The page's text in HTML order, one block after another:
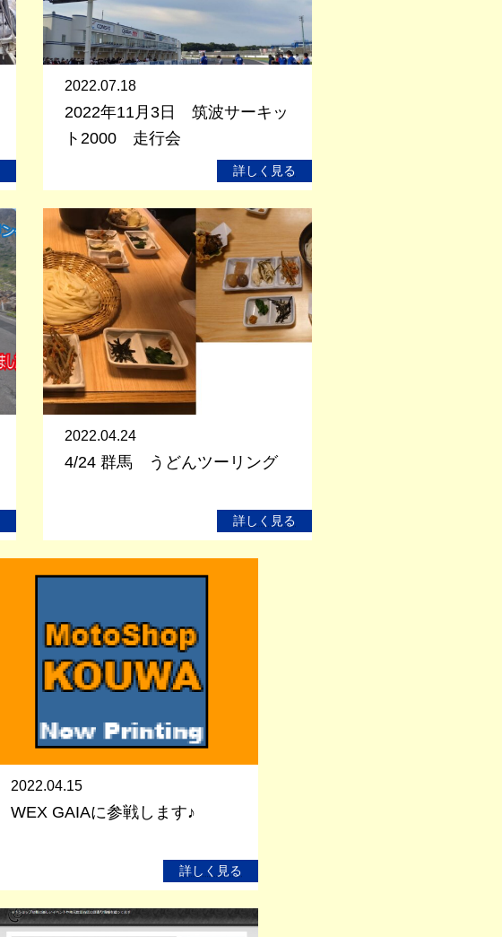
2022.07.18
2022年11月3日 筑波サーキッ
ト2000 走行会
詳しく見る
2022.04.24
4/24 群馬 うどんツーリング
詳しく見る
2022.04.15
WEX GAIAに参戦します♪
詳しく見る